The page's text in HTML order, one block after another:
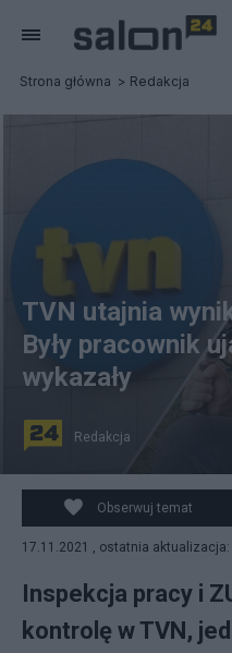
Strona główna Redakcja
Kamil Różalski ujawnia
TVN utajnia
Były pracownik
wykazały
Redakcja
Obserwuj temat
17.11.2021 , ostatnia aktualizacja:
Inspekcja pracy i
kontrolę w TVN,